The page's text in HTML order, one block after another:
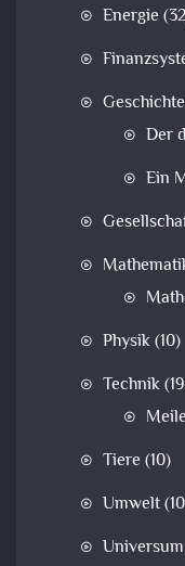
Energie
Geschichte
Der
Ein
Physik(10)
Technik
Tiere (10)
Umwelt
Universum